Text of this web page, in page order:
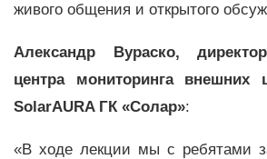
живого общения и открытого
Александр Вураско,
центра мониторинга внешних
SolarAURA ГК «Солар»:
«В ходе лекции мы с ребятами